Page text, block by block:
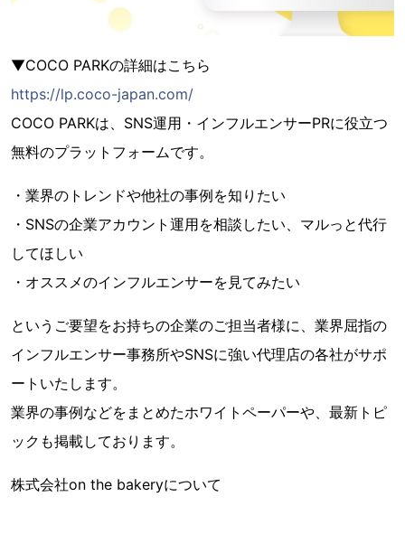
▼COCO PARKの詳細はこちら
https://lp.coco-japan.com/
COCO PARKは、SNS運用・インフルエンサーPRに役立つ
無料のプラットフォームです。
・業界のトレンドや他社の事例を知りたい
・SNSの企業アカウント運用を相談したい、マルっと代行
してほしい
・オススメのインフルエンサーを見てみたい
というご要望をお持ちの企業のご担当者様に、業界屈指の
インフルエンサー事務所やSNSに強い代理店の各社がサポ
ートいたします。
業界の事例などをまとめたホワイトペーパーや、最新トピ
ックも掲載しております。
株式会社on the bakeryについて